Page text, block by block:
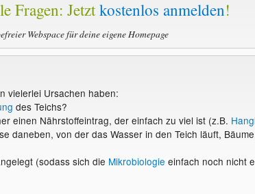
Fragen: Jetztkostenlos anmelden!
Webspace für deine eigene Homepage
vielerlei Ursachen haben:
des Teichs?
einen Nährstoffeintrag, der einfach zu viel ist (z.B.
daneben, von der das Wasser in den Teich läuft,
(sodass sich die Mikrobiologie einfach noch nicht